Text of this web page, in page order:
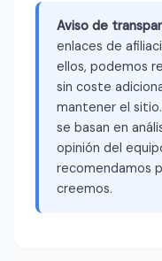
Aviso de
enlaces de
ellos, podemos
sin coste
mantener el
se basan en
opinión del
recomendamos
creemos.